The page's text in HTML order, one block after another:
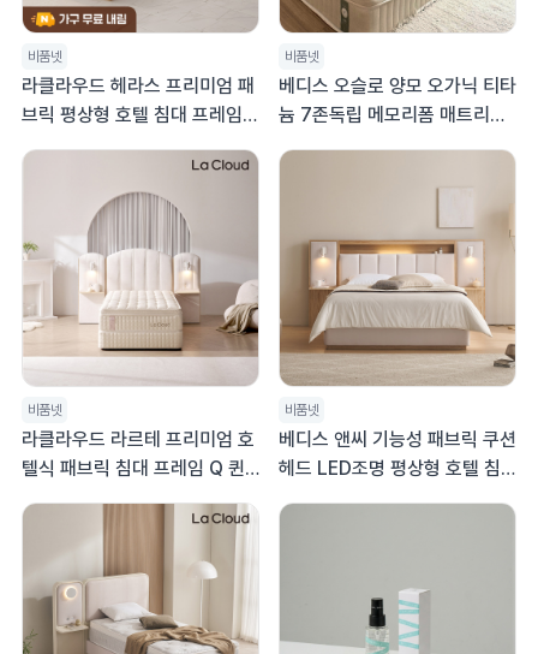
비품넷
라클라우드 헤라스 프리미엄 패
브릭 평상형 호텔 침대 프레임
트윈침대 TW
비품넷
베디스 오슬로 양모 오가닉 티타
늄 7존독립 메모리폼 매트리스
유로탑 30cm SS
비품넷
라클라우드 라르테 프리미엄 호
텔식 패브릭 침대 프레임 Q 퀸
침대
비품넷
베디스 앤씨 기능성 패브릭 쿠션
헤드 LED조명 평상형 호텔 침
대프레임 LK (라지킹)